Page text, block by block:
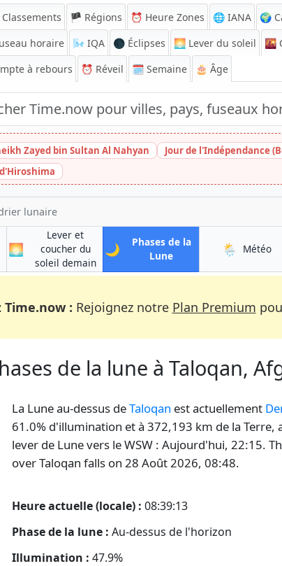
🏴 Régions ⏰ Heure Zones 🌐 IANA 🌍
horaire 🌬️ IQA 🌑 Éclipses 🌅 Lever du soleil 🌇
à rebours ⏰ Réveil 🗓️ Semaine 🎂 Âge
Zayed bin Sultan Al Nahyan Jour de l'Indépendance
lunaire
🌅
Lever et
coucher du
soleil demainà Taloqan
🌙
Phases de la
Luneà Taloqan 🌦️ Météoà
Time.now : Rejoignez notre Plan Premium
de la lune à Taloqan,
La Lune au-dessus deTaloqan est actuellement
61.0% d'illumination et à 372,193 km de la Terre,
lever de Lune vers le WSW : Aujourd'hui, 22:15.
over Taloqan falls on 28 Août 2026, 08:48.
Heure actuelle (locale) : 08:39:14
Phase de la lune : Au-dessus de l'horizon
Illumination : 47.9%